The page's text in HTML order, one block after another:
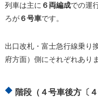
列車は主に ６両編成での運
ろが６号車です。
出口改札・富士急行線乗り
府方面）側にそれぞれあり
階段（４号車後方〔